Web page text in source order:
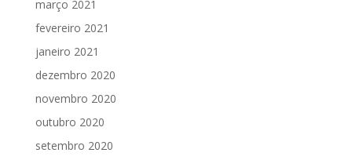
março 2021
fevereiro 2021
janeiro 2021
dezembro 2020
novembro 2020
outubro 2020
setembro 2020